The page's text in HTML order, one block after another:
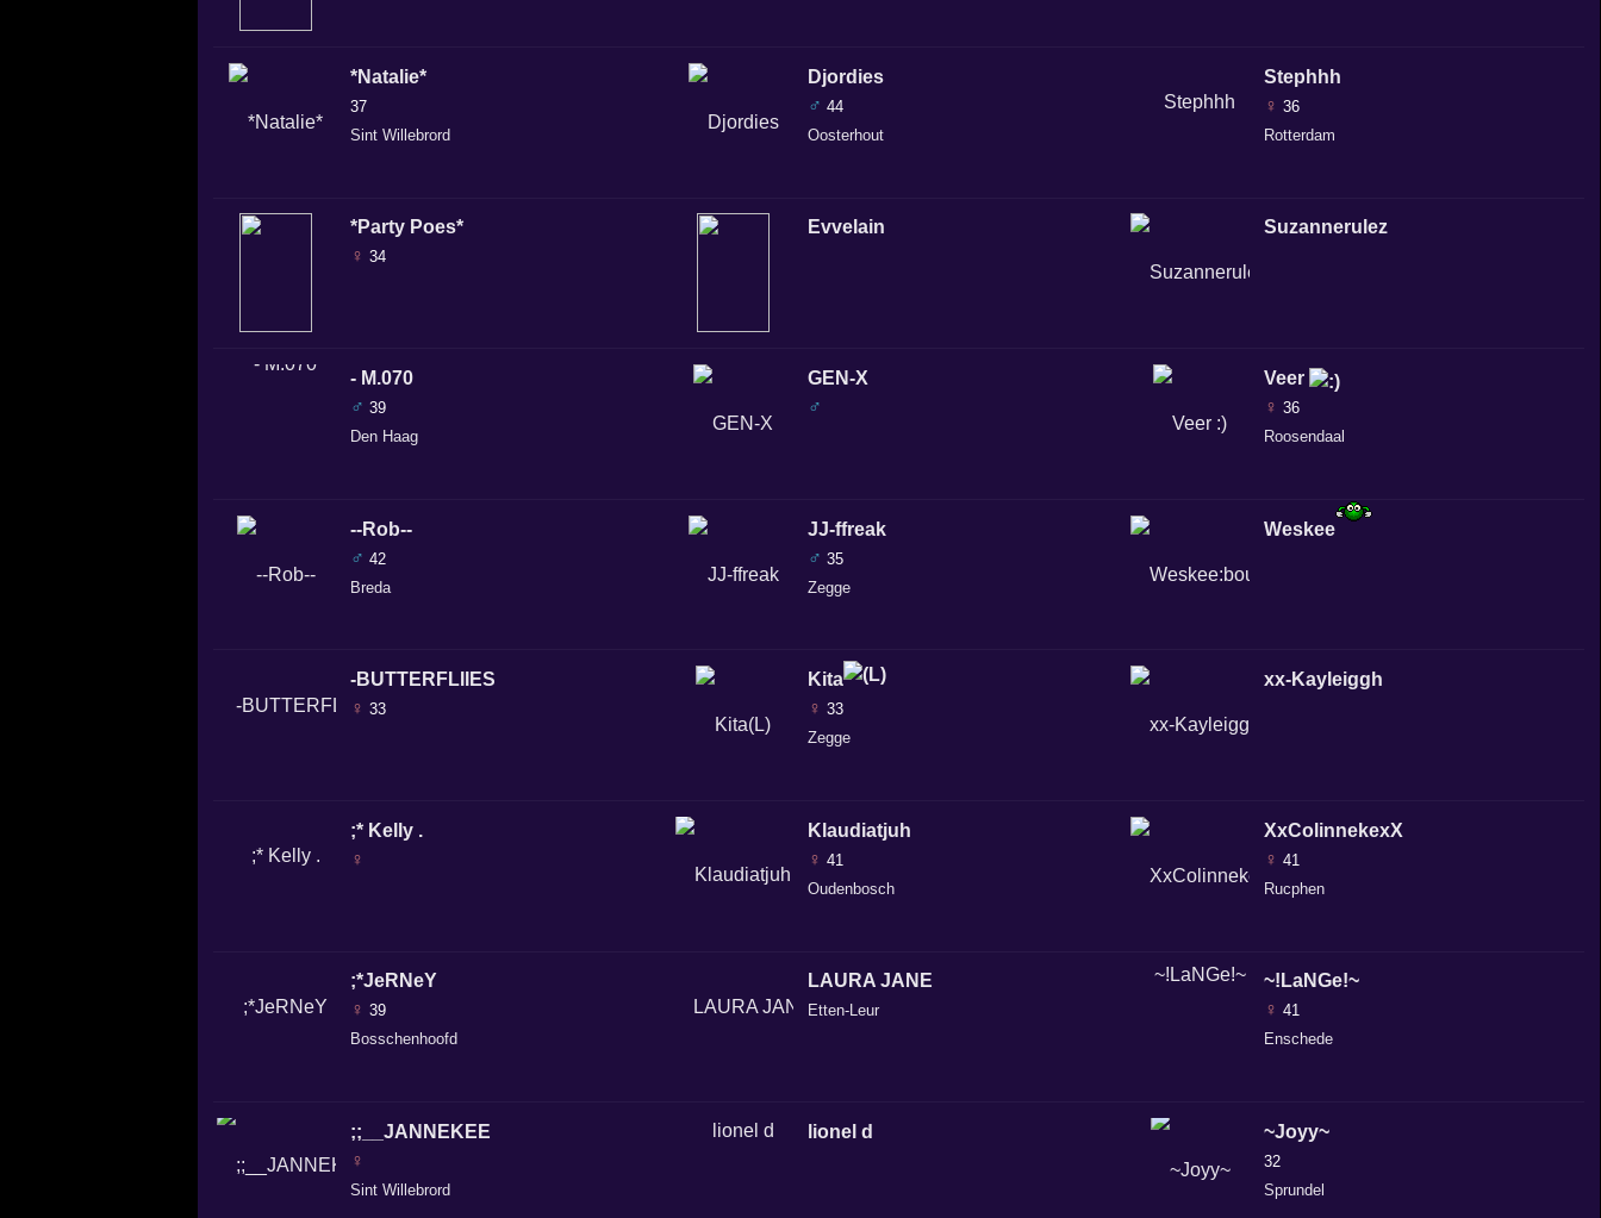
*Natalie*
37
Sint Willebrord
*Party Poes*
♀ 34
- M.070
♂ 39
Den Haag
--Rob--
♂ 42
Breda
-BUTTERFLIIES
♀ 33
;* Kelly .
♀
;*JeRNeY
♀ 39
Bosschenhoofd
;;__JANNEKEE
♀
Sint Willebrord
Djordies
♂ 44
Oosterhout
Evvelain
GEN-X
♂
JJ-ffreak
♂ 35
Zegge
Kita
♀ 33
Zegge
Klaudiatjuh
♀ 41
Oudenbosch
LAURA JANE
Etten-Leur
lionel d
Stephhh
♀ 36
Rotterdam
Suzannerulez
Veer
♀ 36
Roosendaal
Weskee
xx-Kayleiggh
XxColinnekexX
♀ 41
Rucphen
~!LaNGe!~
♀ 41
Enschede
~Joyy~
32
Sprundel